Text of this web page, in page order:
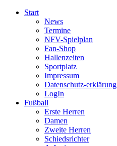
Start
News
Termine
NFV-Spielplan
Fan-Shop
Hallenzeiten
Sportplatz
Impressum
Datenschutz-erklärung
LogIn
Fußball
Erste Herren
Damen
Zweite Herren
Schiedsrichter